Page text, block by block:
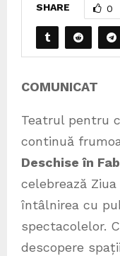
SHARE 0
COMUNICAT
Teatrul pentru
continuă
Deschise în
celebrează
întâlnirea cu
spectacolelor.
descopere